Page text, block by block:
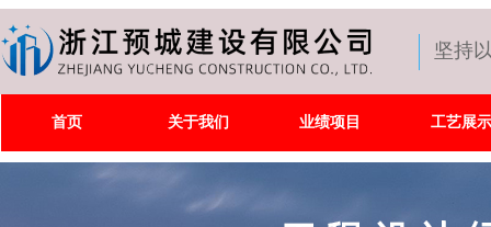
坚持
首页 关于我们 业绩项目 工艺展示